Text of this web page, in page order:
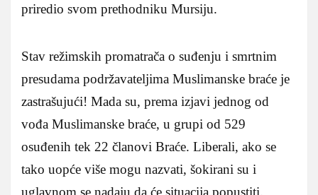
priredio svom prethodniku Mursiju.
Stav režimskih promatrača o suđenju i smrtnim
presudama podržavateljima Muslimanske braće je
zastrašujući! Mada su, prema izjavi jednog od
vođa Muslimanske braće, u grupi od 529
osuđenih tek 22 članovi Braće. Liberali, ako se
tako uopće više mogu nazvati, šokirani su i
uglavnom se nadaju da će situacija popustiti.